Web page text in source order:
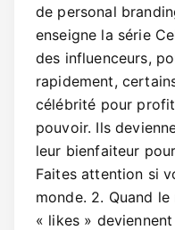
de personal
enseigne la série
des influenceurs,
rapidement,
célébrité pour
pouvoir. Ils
leur bienfaiteur
Faites attention si
monde. 2. Quand
« likes »